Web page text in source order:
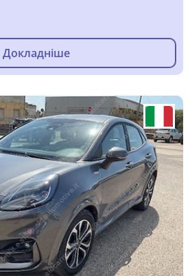
Докладніше